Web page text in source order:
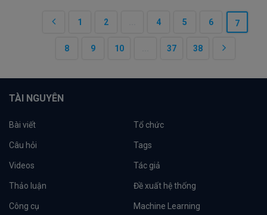
1 2 4 5 6 7
8 9 10 37 38
TÀI NGUYÊN
Bài viết Tổ chức
Câu hỏi Tags
Videos Tác giả
Thảo luận Đề xuất hệ thống
Công cụ Machine Learning